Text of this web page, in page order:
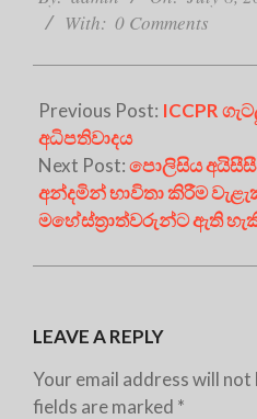
08 With: 0 Comments
Previous Post: ICCPR
අධිපතිවාදය
Next Post:පොලිසිය
අන්දමින් භාවිතා කිරීම
මහේස්ත්‍රාත්වරුන්ට ඇති
LEAVE A REPLY
Your email address will not
fields are marked *